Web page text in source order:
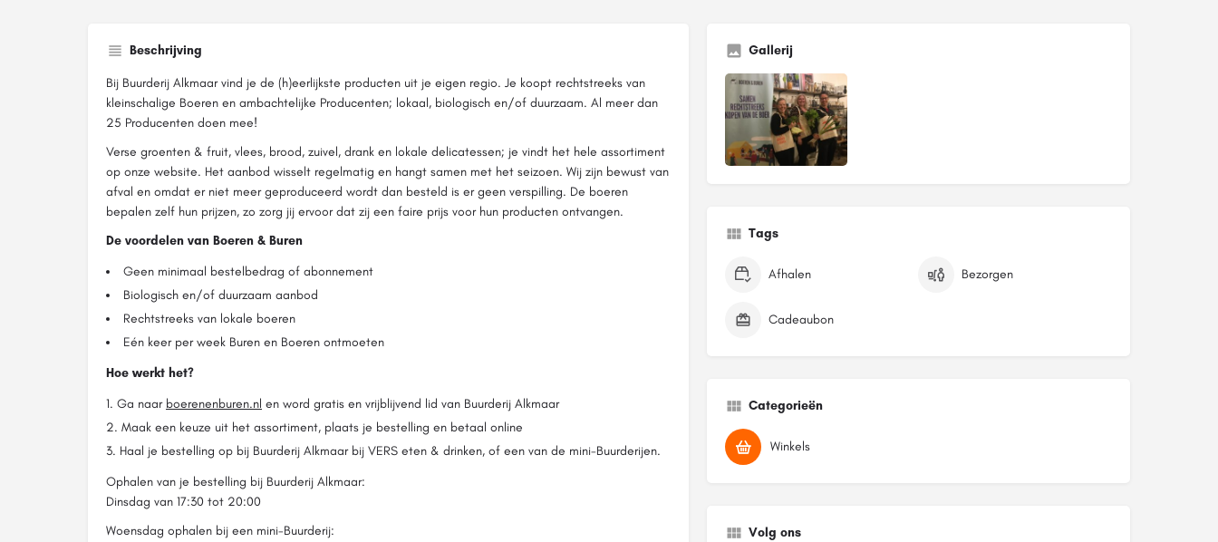
Beschrijving
Bij Buurderij Alkmaar vind je de (h)eerlijkste producten uit je eigen regio. Je koopt rechtstreeks van
kleinschalige Boeren en ambachtelijke Producenten; lokaal, biologisch en/of duurzaam. Al meer dan
25 Producenten doen mee!
Verse groenten & fruit, vlees, brood, zuivel, drank en lokale delicatessen; je vindt het hele assortiment
op onze website. Het aanbod wisselt regelmatig en hangt samen met het seizoen. Wij zijn bewust van
afval en omdat er niet meer geproduceerd wordt dan besteld is er geen verspilling. De boeren
bepalen zelf hun prijzen, zo zorg jij ervoor dat zij een faire prijs voor hun producten ontvangen.
De voordelen van Boeren & Buren
Geen minimaal bestelbedrag of abonnement
Biologisch en/of duurzaam aanbod
Rechtstreeks van lokale boeren
Eén keer per week Buren en Boeren ontmoeten
Hoe werkt het?
Ga naar boerenenburen.nl en word gratis en vrijblijvend lid van Buurderij Alkmaar
Maak een keuze uit het assortiment, plaats je bestelling en betaal online
Haal je bestelling op bij Buurderij Alkmaar bij VERS eten & drinken, of een van de mini-Buurderijen.
Ophalen van je bestelling bij Buurderij Alkmaar:
Dinsdag van 17:30 tot 20:00
Woensdag ophalen bij een mini-Buurderij:
Gallerij
Tags
Afhalen Bezorgen
Cadeaubon
Categorieën
Winkels
Volg ons